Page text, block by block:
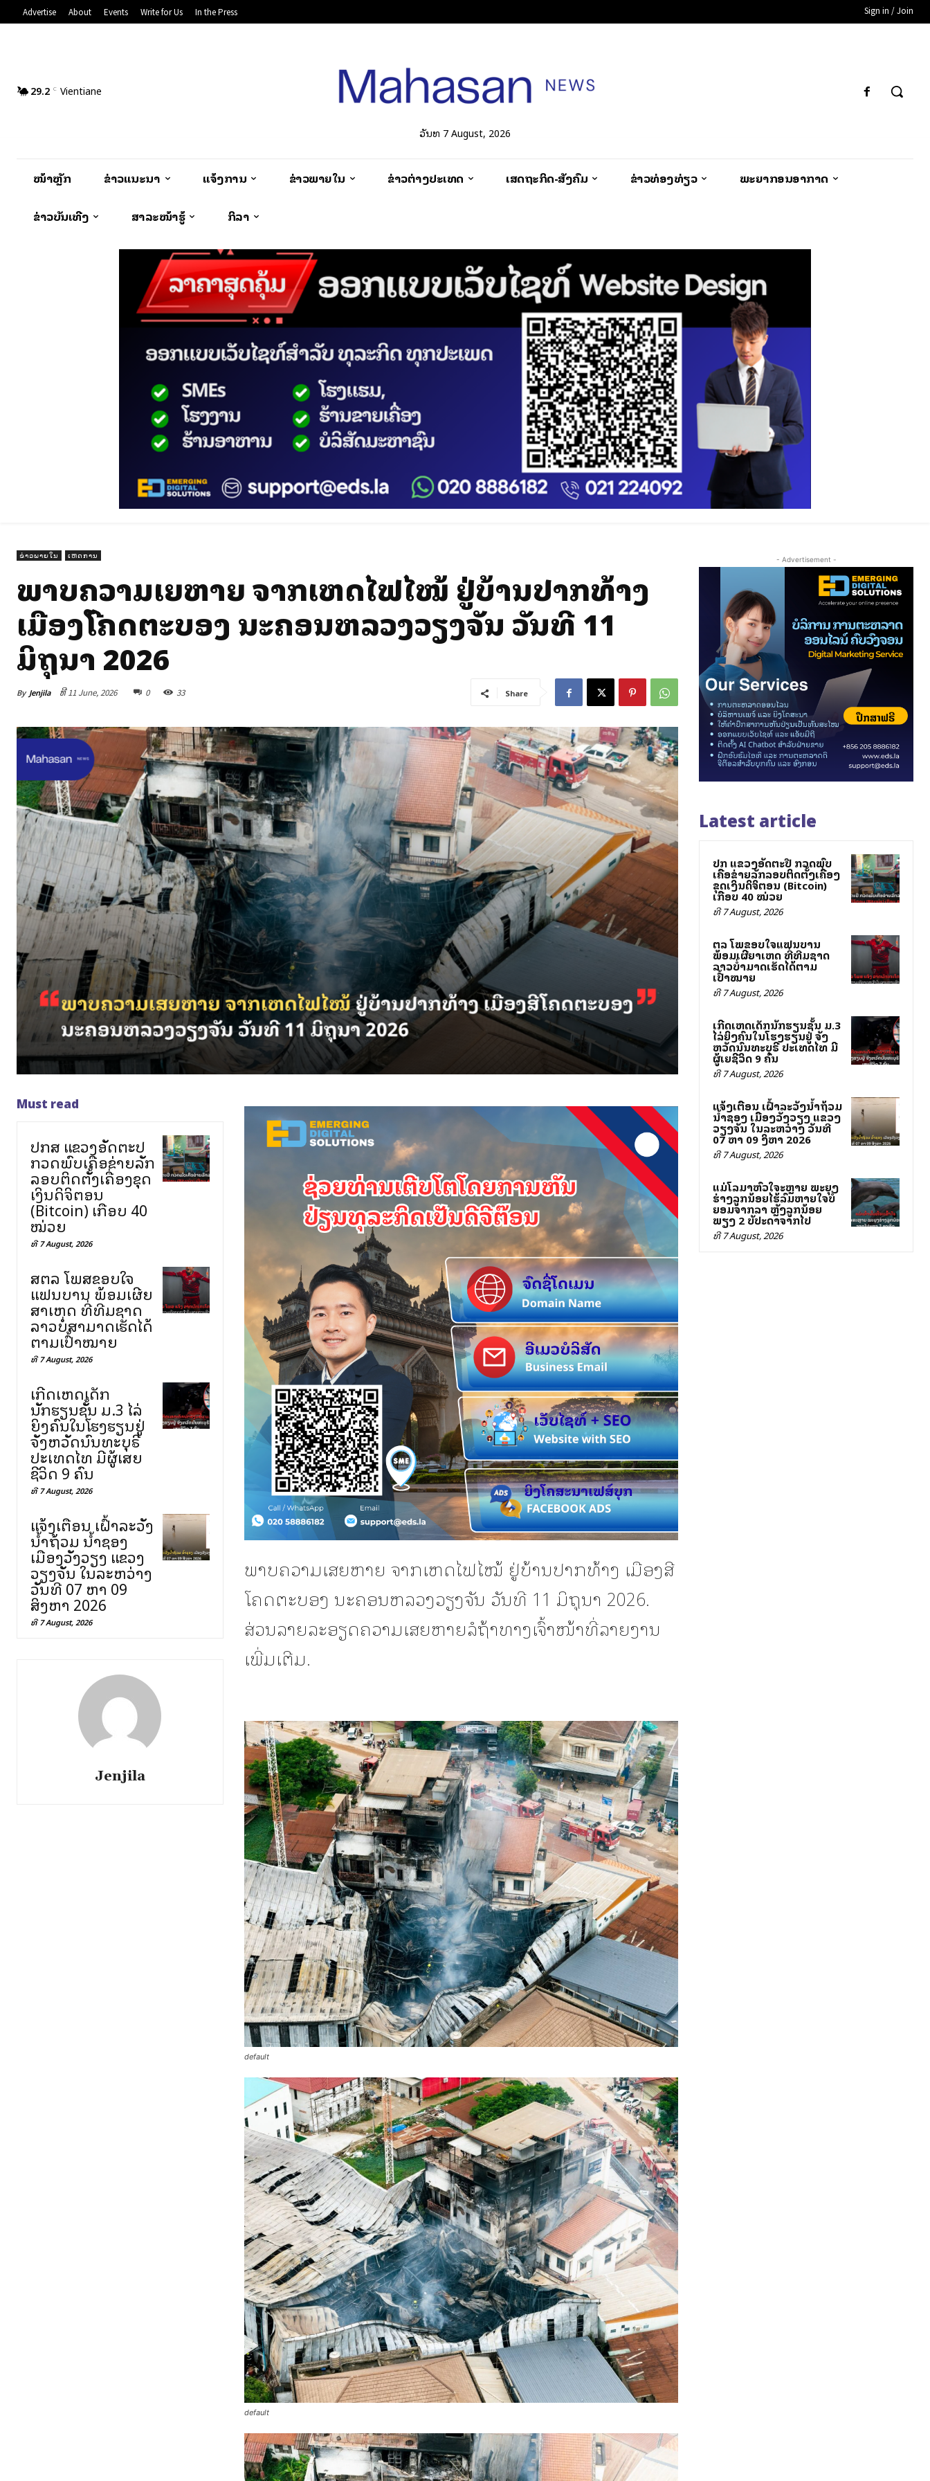
Advertise About Events Write for Us In the Press Sign in / Join
29.2 C Vientiane
ວັນທີ 7 August, 2026
ໜ້າຫຼັກ ຂ່າວແນະນຳ ແຈ້ງການ ຂ່າວພາຍໃນ ຂ່າວຕ່າງປະເທດ ເສດຖະກິດ-ສັງຄົມ ຂ່າວທ່ອງທ່ຽວ ພະຍາກອນອາກາດ
ຂ່າວບັນເທີງ ສາລະໜ້າຮູ້ ກິລາ
ຂ່າວພາຍໃນ ເຫດການ
ພາບຄວາມເສຍຫາຍ ຈາກເຫດໄຟໄໝ້ ຢູ່ບ້ານປາກທ້າງ
ເມືອງສີໂຄດຕະບອງ ນະຄອນຫລວງວຽງຈັນ ວັນທີ 11
ມິຖຸນາ 2026
By Jenjila ທີ 11 June, 2026 0 33 Share
Must read
ປກສ ແຂວງອັດຕະປື
ກວດພົບເຄືອຂ່າຍລັກ
ລອບຕິດຕັ້ງເຄື່ອງຂຸດ
ເງິນດິຈິຕອນ
(Bitcoin) ເກືອບ 40
ໝ່ວຍ
ທີ 7 August, 2026
ສຕລ ໂພສຂອບໃຈ
ແຟນບານ ພ້ອມເຜີຍ
ສາເຫດ ທີ່ທີມຊາດ
ລາວບໍ່ສາມາດເຮັດໄດ້
ຕາມເປົ້າໝາຍ
ທີ 7 August, 2026
ເກີດເຫດເດັກ
ນັກຮຽນຊັ້ນ ມ.3 ໄລ່
ຍິງຄົນໃນໂຮງຮຽນຢູ່
ຈັງຫວັດນົນທະບຸຣີ
ປະເທດໄທ ມີຜູ້ເສຍ
ຊີວິດ 9 ຄົນ
ທີ 7 August, 2026
ແຈ້ງເຕືອນ ເຝົ້າລະວັງ
ນ້ຳຖ້ວມ ນ້ຳຊອງ
ເມືອງວັງວຽງ ແຂວງ
ວຽງຈັນ ໃນລະຫວ່າງ
ວັນທີ 07 ຫາ 09
ສິງຫາ 2026
ທີ 7 August, 2026
Jenjila
ພາບຄວາມເສຍຫາຍ ຈາກເຫດໄຟໄໝ້ ຢູ່ບ້ານປາກທ້າງ ເມືອງສີ
ໂຄດຕະບອງ ນະຄອນຫລວງວຽງຈັນ ວັນທີ 11 ມິຖຸນາ 2026.
ສ່ວນລາຍລະອຽດຄວາມເສຍຫາຍລໍຖ້າທາງເຈົ້າໜ້າທີ່ລາຍງານ
ເພີ່ມເຕີມ.
default
default
- Advertisement -
Latest article
ປກສ ແຂວງອັດຕະປື ກວດພົບ
ເຄືອຂ່າຍລັກລອບຕິດຕັ້ງເຄື່ອງ
ຂຸດເງິນດິຈິຕອນ (Bitcoin)
ເກືອບ 40 ໝ່ວຍ
ທີ 7 August, 2026
ສຕລ ໂພສຂອບໃຈແຟນບານ
ພ້ອມເຜີຍສາເຫດ ທີ່ທີມຊາດ
ລາວບໍ່ສາມາດເຮັດໄດ້ຕາມ
ເປົ້າໝາຍ
ທີ 7 August, 2026
ເກີດເຫດເດັກນັກຮຽນຊັ້ນ ມ.3
ໄລ່ຍິງຄົນໃນໂຮງຮຽນຢູ່ ຈັງ
ຫວັດນົນທະບຸຣີ ປະເທດໄທ ມີ
ຜູ້ເສຍຊີວິດ 9 ຄົນ
ທີ 7 August, 2026
ແຈ້ງເຕືອນ ເຝົ້າລະວັງນ້ຳຖ້ວມ
ນ້ຳຊອງ ເມືອງວັງວຽງ ແຂວງ
ວຽງຈັນ ໃນລະຫວ່າງ ວັນທີ
07 ຫາ 09 ສິງຫາ 2026
ທີ 7 August, 2026
ແມ່ໂລມາຫົວໃຈສະຫຼາຍ ພະຍຸງ
ຮ່າງລູກນ້ອຍໄຮ້ລົມຫາຍໃຈບໍ່
ຍອມຈາກລາ ຫຼັງລູກນ້ອຍ
ພຽງ 2 ສັບປະດາຈາກໄປ
ທີ 7 August, 2026